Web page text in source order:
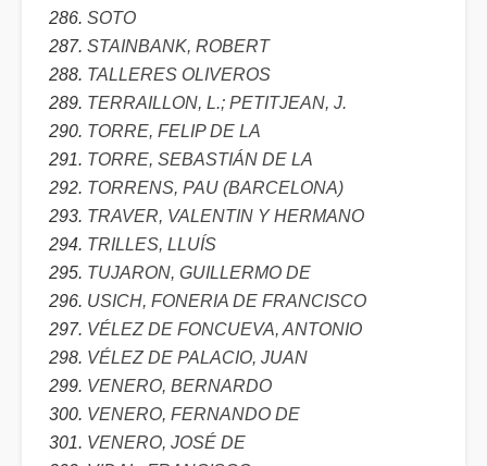
SOTO
STAINBANK, ROBERT
TALLERES OLIVEROS
TERRAILLON, L.; PETITJEAN, J.
TORRE, FELIP DE LA
TORRE, SEBASTIÁN DE LA
TORRENS, PAU (BARCELONA)
TRAVER, VALENTIN Y HERMANO
TRILLES, LLUÍS
TUJARON, GUILLERMO DE
USICH, FONERIA DE FRANCISCO
VÉLEZ DE FONCUEVA, ANTONIO
VÉLEZ DE PALACIO, JUAN
VENERO, BERNARDO
VENERO, FERNANDO DE
VENERO, JOSÉ DE